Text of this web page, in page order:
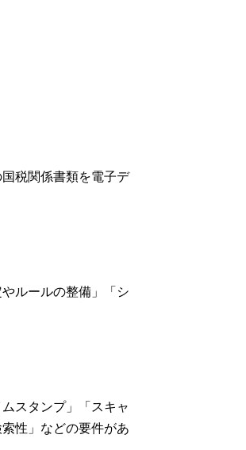
税関係書類を電子デ
ルールの整備」「シ
スタンプ」「スキャ
性」などの要件があ